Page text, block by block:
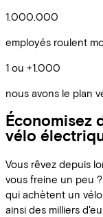
1.000.000
employés roulent
1 ou +1.000
nous avons le plan
Économisez
vélo
Vous rêvez depuis
vous freine un peu
qui achètent un
ainsi des milliers